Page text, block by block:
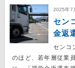
2025年7
セン
金返
センコ
のほど、若年層従業